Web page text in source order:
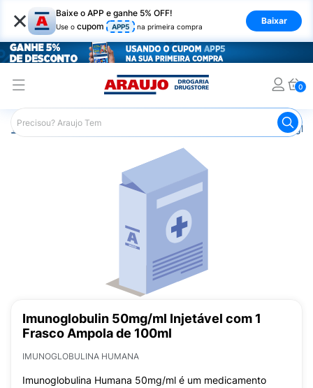
× Baixe o APP e ganhe 5% OFF!
Use o cupom APP5 na primeira compra
Baixar
0
Araujo Medicamentos
Imunoglobulin 50mg/ml Injetável com 1
Frasco Ampola de 100ml
IMUNOGLOBULINA HUMANA
Imunoglobulina Humana 50mg/ml é um medicamento